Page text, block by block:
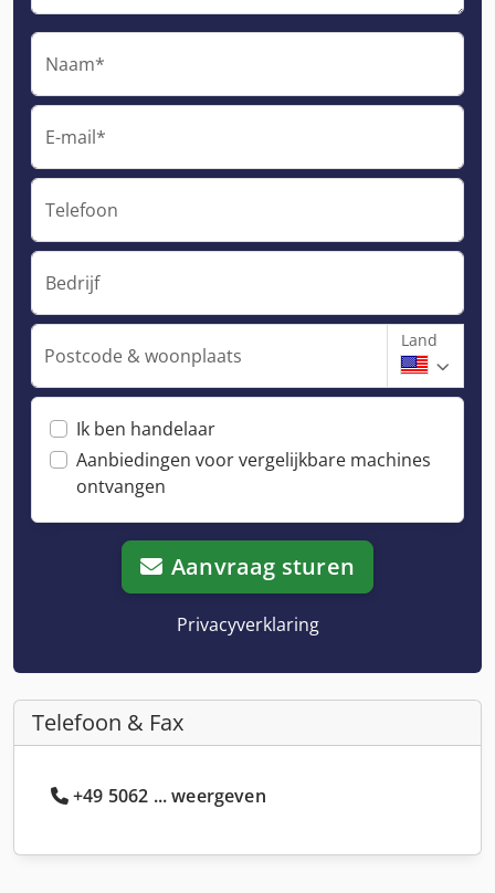
Naam*
E-mail*
Telefoon
Bedrijf
Postcode & woonplaats
Land
Ik ben handelaar
Aanbiedingen voor vergelijkbare machines
ontvangen
Aanvraag sturen
Privacyverklaring
Telefoon & Fax
+49 5062 ... weergeven